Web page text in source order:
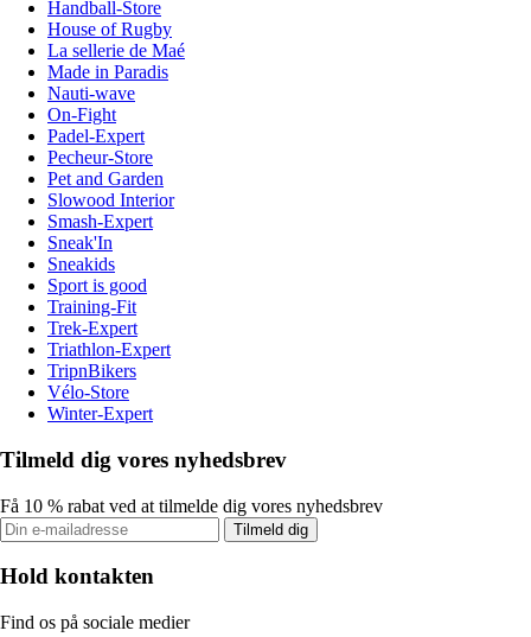
Handball-Store
House of Rugby
La sellerie de Maé
Made in Paradis
Nauti-wave
On-Fight
Padel-Expert
Pecheur-Store
Pet and Garden
Slowood Interior
Smash-Expert
Sneak'In
Sneakids
Sport is good
Training-Fit
Trek-Expert
Triathlon-Expert
TripnBikers
Vélo-Store
Winter-Expert
Tilmeld dig vores nyhedsbrev
Få 10 % rabat ved at tilmelde dig vores nyhedsbrev
Tilmeld dig
Hold kontakten
Find os på sociale medier